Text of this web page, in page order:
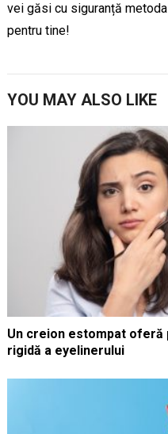
vei găsi cu siguranță
pentru tine!
YOU MAY ALSO LIKE
Un creion estompat
rigidă a eyelinerului